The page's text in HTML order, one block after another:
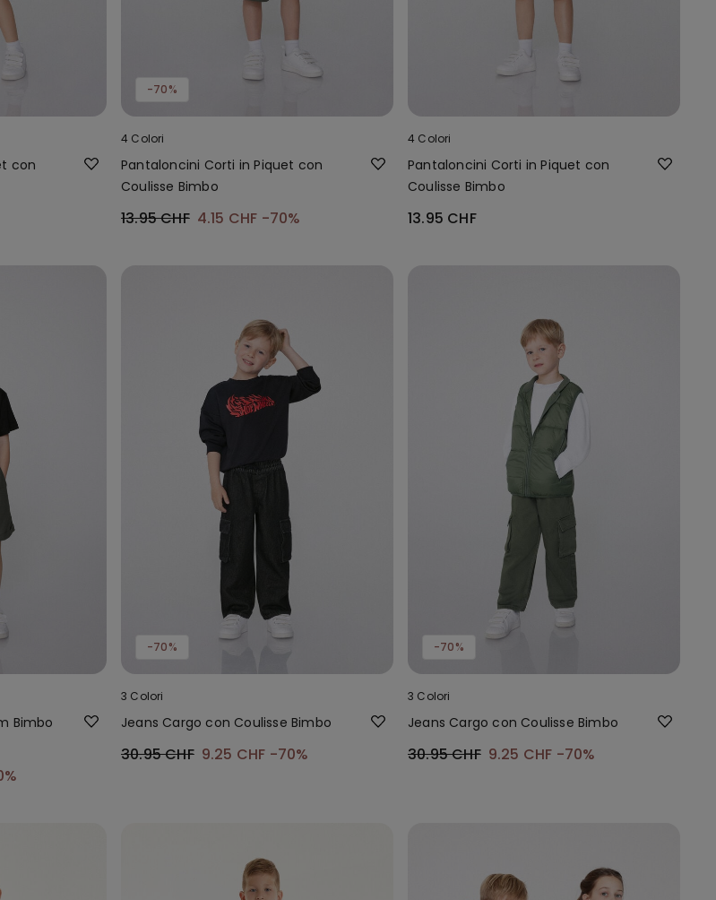
con
-70%
4 Colori
Pantaloncini Corti in Piquet con
Coulisse Bimbo
13.95 CHF 4.15 CHF -70%
4 Colori
Pantaloncini Corti in Piquet con
Coulisse Bimbo
13.95 CHF
Bimbo
-70%
3 Colori
Jeans Cargo con Coulisse Bimbo
30.95 CHF 9.25 CHF -70%
-70%
3 Colori
Jeans Cargo con Coulisse Bimbo
30.95 CHF 9.25 CHF -70%